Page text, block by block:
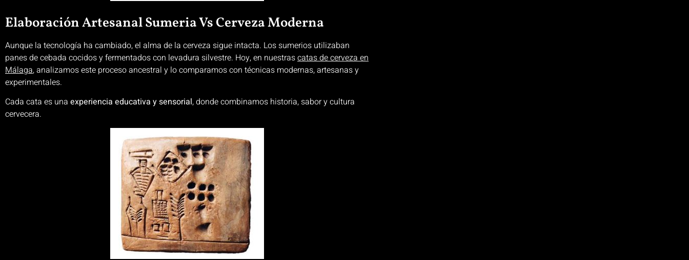
Elaboración Artesanal Sumeria Vs Cerveza Moderna
Aunque la tecnología ha cambiado, el alma de la cerveza sigue intacta. Los sumerios utilizaban
panes de cebada cocidos y fermentados con levadura silvestre. Hoy, en nuestrascatas de cerveza en
Málaga, analizamos este proceso ancestral y lo comparamos con técnicas modernas, artesanas y
experimentales.
Cada cata es una experiencia educativa y sensorial, donde combinamos historia, sabor y cultura
cervecera.